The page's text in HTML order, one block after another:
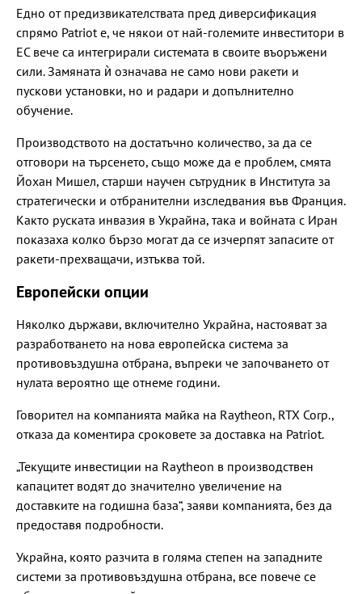
Едно от предизвикателствата пред диверсификация
спрямо Patriot е, че някои от най-големите инвеститори в
ЕС вече са интегрирали системата в своите въоръжени
сили. Замяната ѝ означава не само нови ракети и
пускови установки, но и радари и допълнително
обучение.
Производството на достатъчно количество, за да се
отговори на търсенето, също може да е проблем, смята
Йохан Мишел, старши научен сътрудник в Института за
стратегически и отбранителни изследвания във Франция.
Както руската инвазия в Украйна, така и войната с Иран
показаха колко бързо могат да се изчерпят запасите от
ракети-прехващачи, изтъква той.
Европейски опции
Няколко държави, включително Украйна, настояват за
разработването на нова европейска система за
противовъздушна отбрана, въпреки че започването от
нулата вероятно ще отнеме години.
Говорител на компанията майка на Raytheon, RTX Corp.,
отказа да коментира сроковете за доставка на Patriot.
„Текущите инвестиции на Raytheon в производствен
капацитет водят до значително увеличение на
доставките на годишна база“, заяви компанията, без да
предоставя подробности.
Украйна, която разчита в голяма степен на западните
системи за противовъздушна отбрана, все повече се